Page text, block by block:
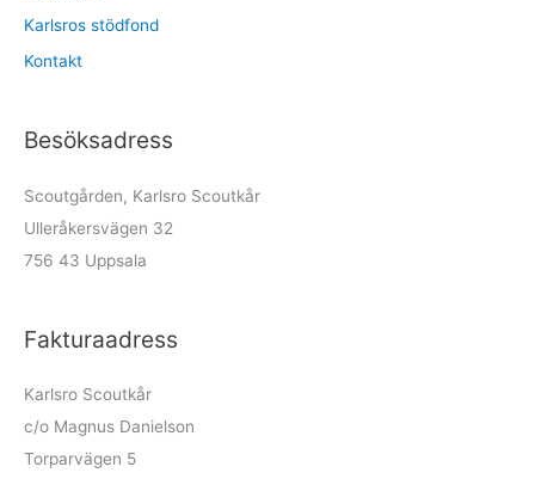
Karlsros stödfond
Kontakt
Besöksadress
Scoutgården, Karlsro Scoutkår
Ulleråkersvägen 32
756 43 Uppsala
Fakturaadress
Karlsro Scoutkår
c/o Magnus Danielson
Torparvägen 5